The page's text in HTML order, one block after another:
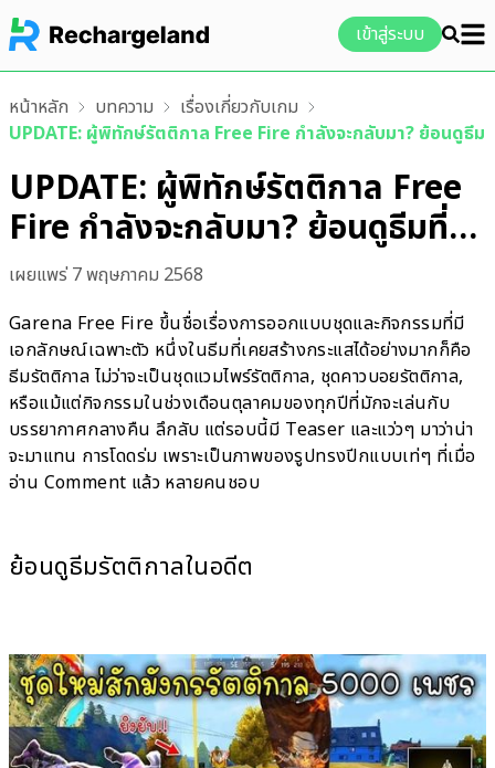
เข้าสู่ระบบ
หน้าหลัก บทความ
เรื่องเกี่ยวกับเกม
UPDATE: ผู้พิทักษ์รัตติกาล Free Fire กำลังจะกลับมา? ย้อนดูธีม
UPDATE: ผู้พิทักษ์รัตติกาล Free
Fire กำลังจะกลับมา? ย้อนดูธีมที่
เคยฮิตในอดีต
เผยแพร่ 7 พฤษภาคม 2568
Garena Free Fire ขึ้นชื่อเรื่องการออกแบบชุดและกิจกรรมที่มี
เอกลักษณ์เฉพาะตัว หนึ่งในธีมที่เคยสร้างกระแสได้อย่างมากก็คือ
ธีมรัตติกาล ไม่ว่าจะเป็นชุดแวมไพร์รัตติกาล, ชุดคาวบอยรัตติกาล,
หรือแม้แต่กิจกรรมในช่วงเดือนตุลาคมของทุกปีที่มักจะเล่นกับ
บรรยากาศกลางคืน ลึกลับ แต่รอบนี้มี Teaser และแว่วๆ มาว่าน่า
จะมาแทน การโดดร่ม เพราะเป็นภาพของรูปทรงปีกแบบเท่ๆ ที่เมื่อ
อ่าน Comment แล้ว หลายคนชอบ
ย้อนดูธีมรัตติกาลในอดีต